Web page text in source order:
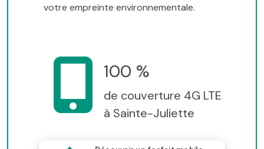
votre empreinte environnementale.
100 %
de couverture 4G LTE
à Sainte-Juliette